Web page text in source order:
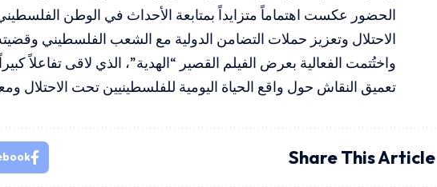
الحضور عكست اهتماماً متزايداً بمتابعة الأحداث في الوطن
الاحتلال وتعزيز حملات التضامن الدولية مع الشعب الفلسطيني وقضيته
واختُتمت الفعالية بعرض الفيلم القصير “الهدية”، الذي لاقى تفاعلاً
تعميق النقاش حول واقع الحياة اليومية للفلسطينيين تحت الاحتلال
Share This Article